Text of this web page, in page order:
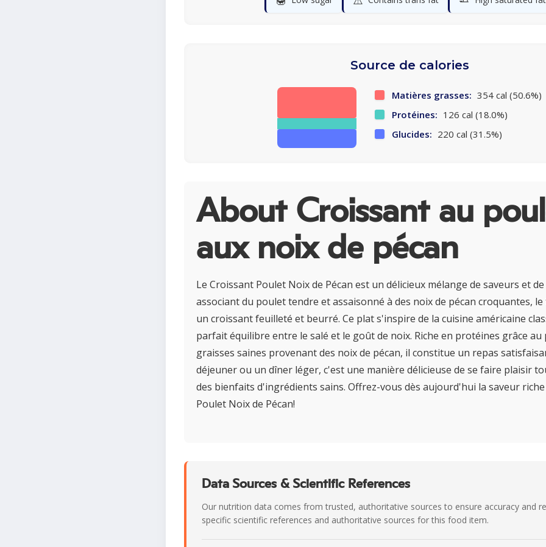
Source de calories
Matières grasses: 354 cal (50.6%)
Protéines: 126 cal (18.0%)
Glucides: 220 cal (31.5%)
About Croissant au
aux noix de pécan
Le Croissant Poulet Noix de Pécan est un délicieux mélange de saveurs et
associant du poulet tendre et assaisonné à des noix de pécan croquantes,
un croissant feuilleté et beurré. Ce plat s'inspire de la cuisine américaine
parfait équilibre entre le salé et le goût de noix. Riche en protéines grâce au
graisses saines provenant des noix de pécan, il constitue un repas
déjeuner ou un dîner léger, c'est une manière délicieuse de se faire plaisir
des bienfaits d'ingrédients sains. Offrez-vous dès aujourd'hui la saveur
Poulet Noix de Pécan!
Data Sources & Scientific References
Our nutrition data comes from trusted, authoritative sources to ensure accuracy and
specific scientific references and authoritative sources for this food item.